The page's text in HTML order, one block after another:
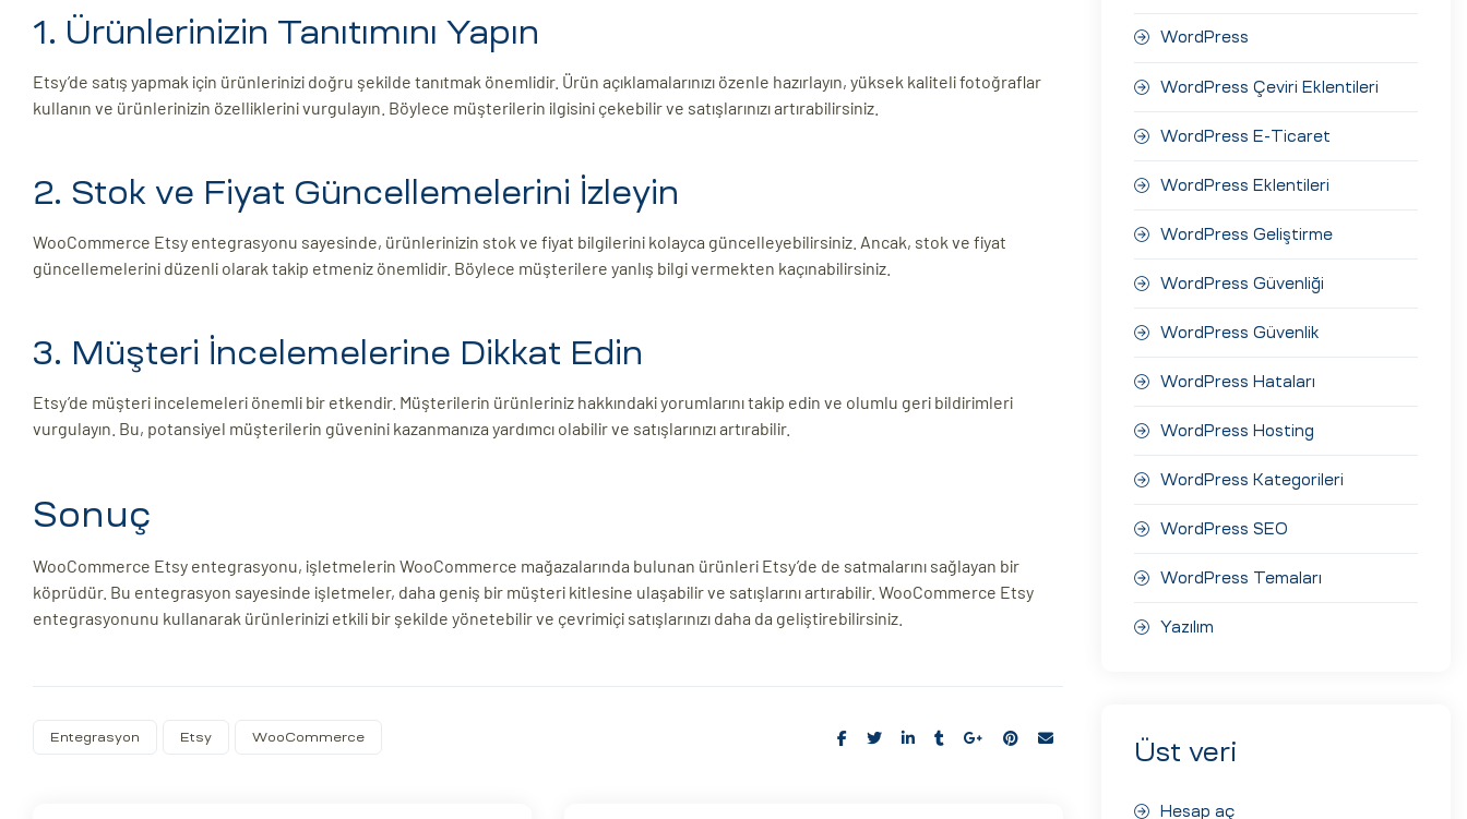
1. Ürünlerinizin Tanıtımını Yapın
Etsy’de satış yapmak için ürünlerinizi doğru şekilde tanıtmak önemlidir. Ürün açıklamalarınızı özenle hazırlayın, yüksek kaliteli fotoğraflar
kullanın ve ürünlerinizin özelliklerini vurgulayın. Böylece müşterilerin ilgisini çekebilir ve satışlarınızı artırabilirsiniz.
2. Stok ve Fiyat Güncellemelerini İzleyin
WooCommerce Etsy entegrasyonu sayesinde, ürünlerinizin stok ve fiyat bilgilerini kolayca güncelleyebilirsiniz. Ancak, stok ve fiyat
güncellemelerini düzenli olarak takip etmeniz önemlidir. Böylece müşterilere yanlış bilgi vermekten kaçınabilirsiniz.
3. Müşteri İncelemelerine Dikkat Edin
Etsy’de müşteri incelemeleri önemli bir etkendir. Müşterilerin ürünleriniz hakkındaki yorumlarını takip edin ve olumlu geri bildirimleri
vurgulayın. Bu, potansiyel müşterilerin güvenini kazanmanıza yardımcı olabilir ve satışlarınızı artırabilir.
Sonuç
WooCommerce Etsy entegrasyonu, işletmelerin WooCommerce mağazalarında bulunan ürünleri Etsy’de de satmalarını sağlayan bir
köprüdür. Bu entegrasyon sayesinde işletmeler, daha geniş bir müşteri kitlesine ulaşabilir ve satışlarını artırabilir. WooCommerce Etsy
entegrasyonunu kullanarak ürünlerinizi etkili bir şekilde yönetebilir ve çevrimiçi satışlarınızı daha da geliştirebilirsiniz.
Entegrasyon Etsy WooCommerce
Share:
WordPress
WordPress Çeviri Eklentileri
WordPress E-Ticaret
WordPress Eklentileri
WordPress Geliştirme
WordPress Güvenliği
WordPress Güvenlik
WordPress Hataları
WordPress Hosting
WordPress Kategorileri
WordPress SEO
WordPress Temaları
Yazılım
Üst veri
Hesap aç